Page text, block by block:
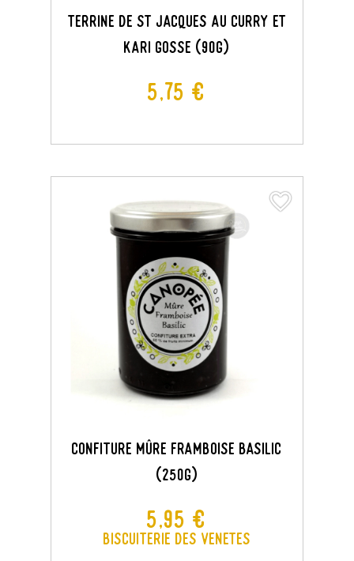
Terrine De St Jacques Au Curry Et
Kari Gosse (90G)
Prix
5,75 €
Confiture Mûre Framboise Basilic
(250G)
Prix
5,95 €
Biscuiterie des Venetes
favorite_border
favorite_border